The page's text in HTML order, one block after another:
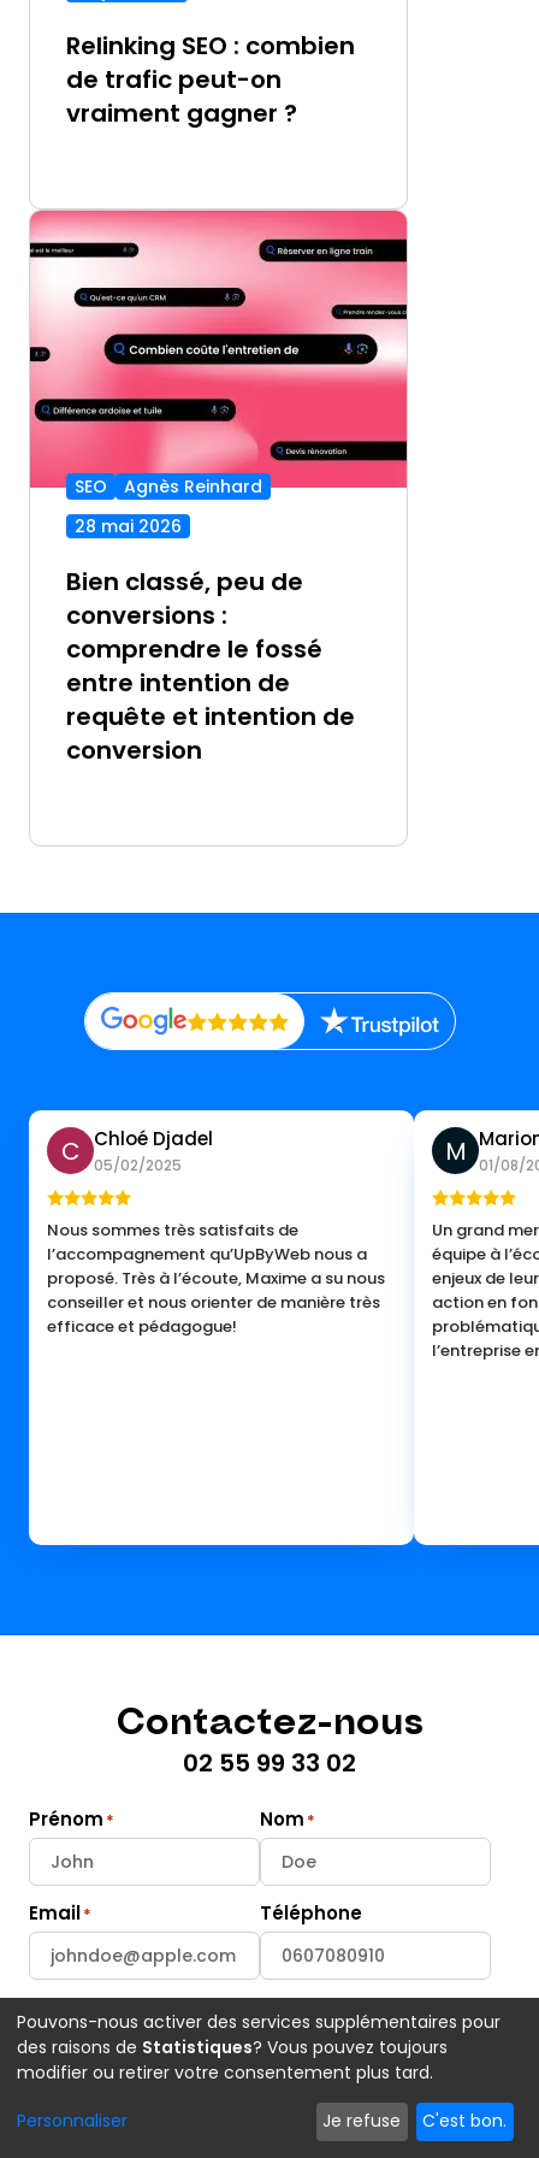
Relinking SEO : combien
de trafic peut-on
vraiment gagner ?
SEO
Agnès Reinhard
28 mai 2026
Bien classé, peu de
conversions :
comprendre le fossé
entre intention de
requête et intention de
conversion
C Chloé Djadel
05/02/2025
Nous sommes très satisfaits de
l’accompagnement qu’UpByWeb nous a
proposé. Très à l’écoute, Maxime a su nous
conseiller et nous orienter de manière très
efficace et pédagogue!
M 01/08/
Un grand
équipe à
enjeux de
action en
l’entreprise
Contactez-nous
02 55 99 33 02
Prénom Nom
Email Téléphone
Message
Pouvons-nous activer des services supplémentaires pour
des raisons de Statistiques? Vous pouvez toujours
modifier ou retirer votre consentement plus tard.
Personnaliser Je refuse C'est bon.